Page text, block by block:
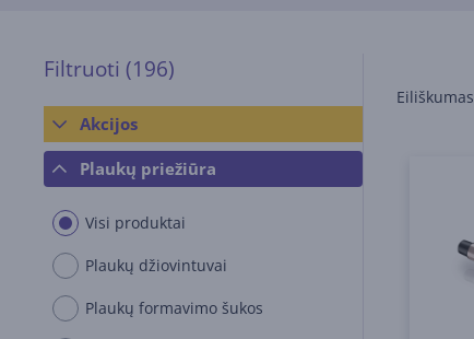
Filtruoti (196)
Akcijos
Plaukų priežiūra
Visi produktai
Plaukų džiovintuvai
Plaukų formavimo šukos
Eiliškumas